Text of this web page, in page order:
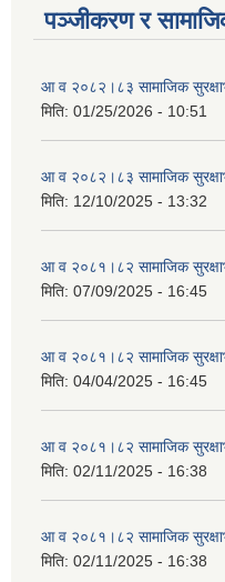
पञ्जीकरण र
आ व २०८२।८३ सामाजिक
मिति: 01/25/2026 - 10:51
आ व २०८२।८३ सामाजिक
मिति: 12/10/2025 - 13:32
आ व २०८१।८२ सामाजिक
मिति: 07/09/2025 - 16:45
आ व २०८१।८२ सामाजिक
मिति: 04/04/2025 - 16:45
आ व २०८१।८२ सामाजिक
मिति: 02/11/2025 - 16:38
आ व २०८१।८२ सामाजिक
मिति: 02/11/2025 - 16:38